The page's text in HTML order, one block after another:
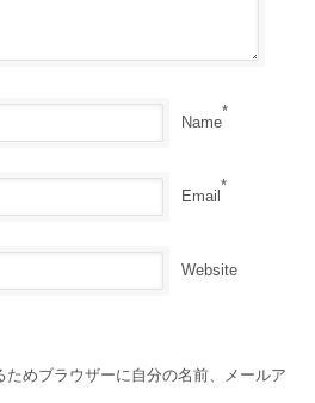
Name
*
Email
*
Website
ためブラウザーに自分の名前、メールア